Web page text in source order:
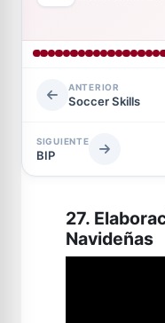
ANTERIOR
Soccer Skills
SIGUIENTE
BIP
27.
Navideñas